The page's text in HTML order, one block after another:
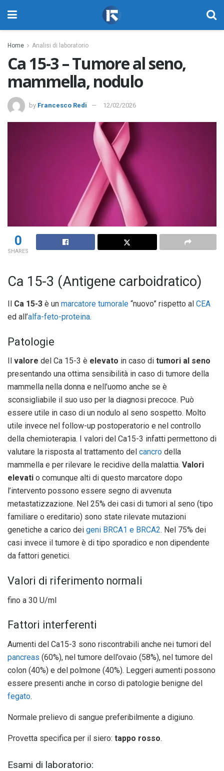
Home Analisi di laboratorio
Ca 15-3 – Tumore al seno,
mammella, nodulo
by Francesco Redi 12/02/2026
0
SHARES
Ca 15-3 (Antigene carboidratico)
Il Ca 15-3 è un marcatore tumorale “nuovo” rispetto al CEA
ed all’alfa-feto-proteina.
Patologie
valore del Ca 15-3 è elevato in caso di tumori al seno
presentando una ottima sensibilità in caso di tumore della
mammella nella donna e nell’uomo anche se è
sconsigliabile il suo uso per la diagnosi precoce. Può
essere utile in caso di un nodulo al seno sospetto. Molto
utile invece nel follow-up postoperatorio e nel controllo
della chemioterapia. I valori del Ca15-3 infatti permettono di
valutare la risposta al trattamento del cancro della
mammella e per rilevare le recidive della malattia. Valori
elevati o comunque alti di questo marcatore dopo
l’intervento possono essere segno di avvenuta
metastatizzazione. Nel 25% dei casi di tumori al seno (tipo
familiare o ereditario) sono state rilevate mutazioni
genetiche a carico dei geni BRCA1 e BRCA2. Nel 75% dei
casi invece il tumore è di tipo sporadico e non dipendente
da fattori genetici.
Valori di riferimento normali
fino a 30 U/ml
Fattori interferenti
Aumenti del Ca15-3 sono riscontrabili anche nei tumori del
pancreas (60%), nel tumore dell’ovaio (58%), nel tumore del
colon (40%) e del polmone (40%). Leggeri aumenti possono
essere presenti anche in corso di patologie benigne del
fegato.
Normale prelievo di sangue preferibilmente a digiuno.
Provetta specifica per il siero: tappo rosso.
Esami di laboratorio: